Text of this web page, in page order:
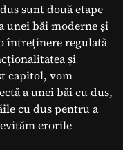
sunt două etape
unei băi moderne și
întreținere regulată
și
capitol, vom
a unei băi cu dus,
cu dus pentru a
erorile